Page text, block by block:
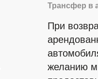
Трансфер в
При
желанию